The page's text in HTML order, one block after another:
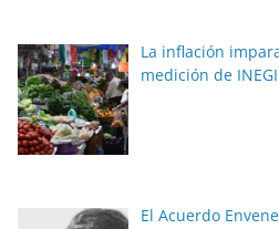
La inflación
medición de INEGI
El Acuerdo